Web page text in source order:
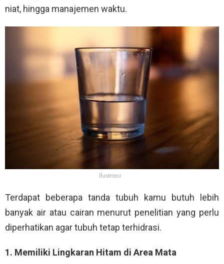
niat, hingga manajemen waktu.
Ilustrasi
Terdapat beberapa tanda tubuh kamu butuh lebih
banyak air atau cairan menurut penelitian yang perlu
diperhatikan agar tubuh tetap terhidrasi.
1. Memiliki Lingkaran Hitam di Area Mata